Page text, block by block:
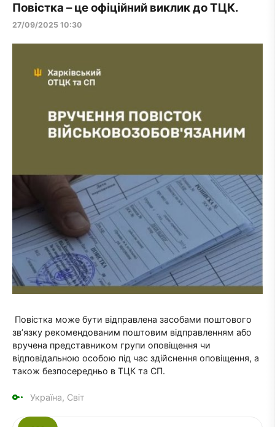
Повістка – це офіційний виклик до ТЦК.
27/09/2025 10:30
Повістка може бути відправлена засобами поштового
зв’язку рекомендованим поштовим відправленням або
вручена представником групи оповіщення чи
відповідальною особою під час здійснення оповіщення, а
також безпосередньо в ТЦК та СП.
Україна, Світ